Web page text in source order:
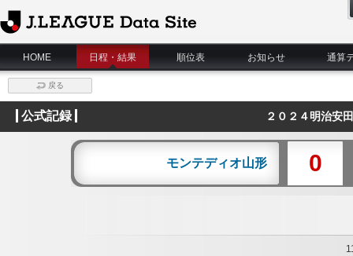
J.League Data Site
HOME
日程・結果 順位表 お知らせ 通算
戻る
公式記録 ２０２４明治安
モンテディオ山形 0